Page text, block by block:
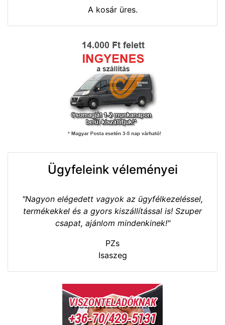
A kosár üres.
Ügyfeleink véleményei
"Nagyon elégedett vagyok az ügyfélkezeléssel,
termékekkel és a gyors kiszállítással is! Szuper
csapat, ajánlom mindenkinek!"
PZs
Isaszeg